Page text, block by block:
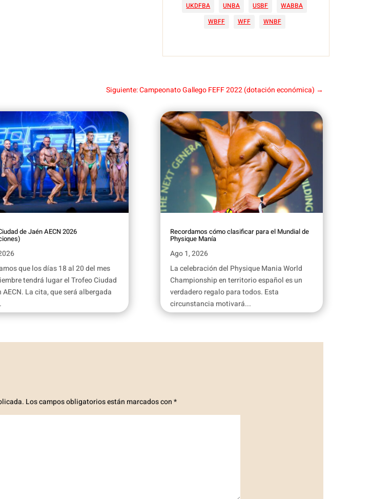
UKDFBA
UNBA USBF
WABBA
WBFF
WFF WNBF
Siguiente: Campeonato Gallego FEFF 2022 (dotación económica) →
de Jaén AECN 2026
que los días 18 al 20 del mes
tendrá lugar el Trofeo Ciudad
AECN. La cita, que será albergada
Recordamos cómo clasificar para el Mundial de
Physique Manía
Ago 1, 2026
La celebración del Physique Mania World
Championship en territorio español es un
verdadero regalo para todos. Esta
circunstancia motivará...
Los campos obligatorios están marcados con*